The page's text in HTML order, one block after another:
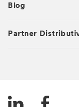
Blog
Partner